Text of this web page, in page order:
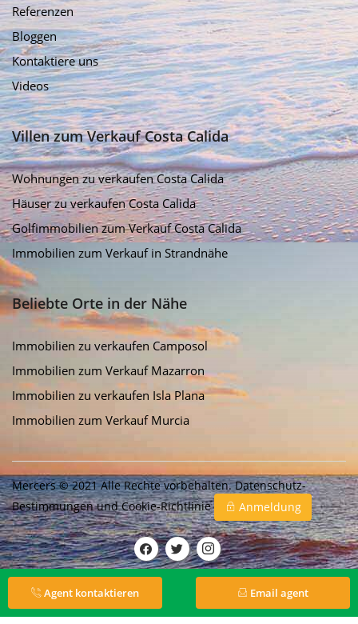
Referenzen
Bloggen
Kontaktiere uns
Videos
Villen zum Verkauf Costa Calida
Wohnungen zu verkaufen Costa Calida
Häuser zu verkaufen Costa Calida
Golfimmobilien zum Verkauf Costa Calida
Immobilien zum Verkauf in Strandnähe
Beliebte Orte in der Nähe
Immobilien zu verkaufen Camposol
Immobilien zum Verkauf Mazarron
Immobilien zu verkaufen Isla Plana
Immobilien zum Verkauf Murcia
Mercers © 2021 Alle Rechte vorbehalten.Datenschutz-
BestimmungenundCookie-Richtlinie Anmeldung
Agent kontaktieren Email agent